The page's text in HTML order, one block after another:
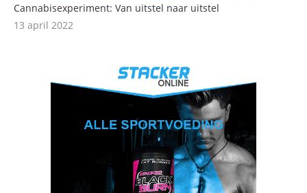
Cannabisexperiment: Van uitstel naar uitstel
13 april 2022